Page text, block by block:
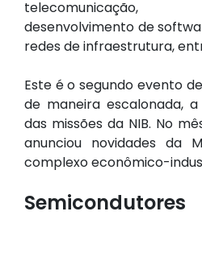
telecomunicação,
desenvolvimento de
redes de infraestrutura,
Este é o segundo evento
de maneira escalonada,
das missões da NIB. No
anunciou novidades da
complexo econômico-
Semicondutores